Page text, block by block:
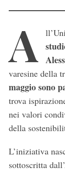
A
varesine della
maggio sono
trova
nei valori
della
L’iniziativa
sottoscritta